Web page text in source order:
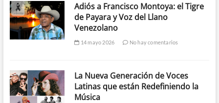
Adiós a Francisco Montoya: el Tigre
de Payara y Voz del Llano
Venezolano
14 mayo 2026 No hay comentarios
La Nueva Generación de Voces
Latinas que están Redefiniendo la
Música